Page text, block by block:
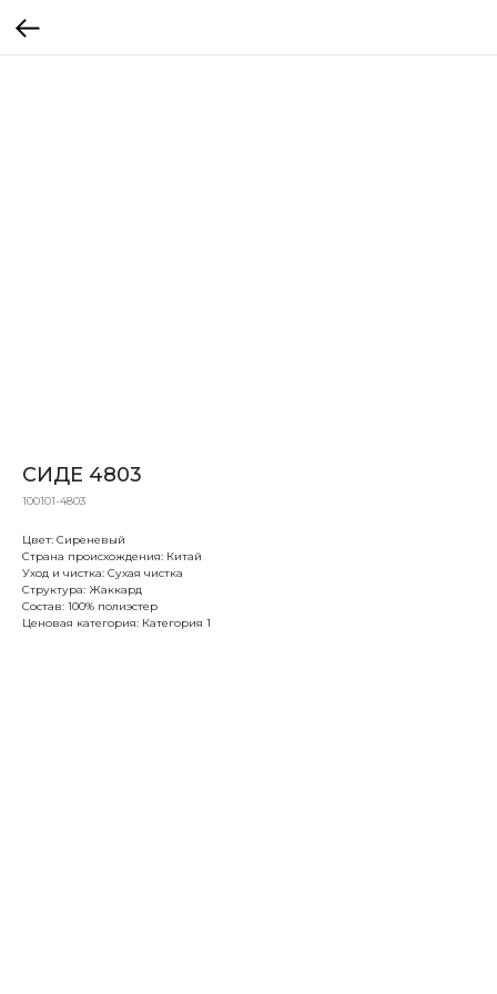
СИДЕ 4803
100101-4803
Цвет: Сиреневый
Страна происхождения: Китай
Уход и чистка: Сухая чистка
Структура: Жаккард
Состав: 100% полиэстер
Ценовая категория: Категория 1